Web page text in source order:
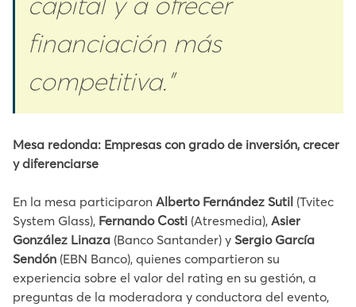
financiación más
competitiva.”
Mesa redonda: Empresas con grado de inversión, crecer
y diferenciarse
En la mesa participaron Alberto Fernández Sutil (Tvitec
System Glass), Fernando Costi (Atresmedia), Asier
González Linaza (Banco Santander) y Sergio García
Sendón (EBN Banco), quienes compartieron su
experiencia sobre el valor del rating en su gestión, a
preguntas de la moderadora y conductora del evento,